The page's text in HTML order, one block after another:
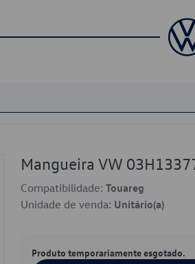
Mangueira VW
Compatibilidade: Touareg
Unidade de venda: Unitário(a)
Produto temporariamente esgotado.